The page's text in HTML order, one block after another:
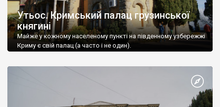
Утьос. Кримський палац грузинської
княгині
Майже у кожному населеному пункті на південному узбережжі
Криму є свій палац (а часто і не один).